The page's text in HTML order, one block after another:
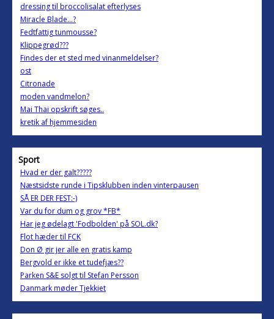
dressing til broccolisalat efterlyses
Miracle Blade...?
Fedtfattig tunmousse?
Klippegrød???
Findes der et sted med vinanmeldelser?
ost
Citronade
moden vandmelon?
Mai Thai opskrift søges..
kretik af hjemmesiden
Sport
Hvad er der galt?????
Næstsidste runde i Tipsklubben inden vinterpausen
SÅ ER DER FEST:-)
Var du for dum og grov *FB*
Har jeg ødelagt 'Fodbolden' på SOL.dk?
Flot hæder til FCK
Don Ø gir jer alle en gratis kamp
Bergvold er ikke et tudefjæs??
Parken S&E solgt til Stefan Persson
Danmark møder Tjekkiet